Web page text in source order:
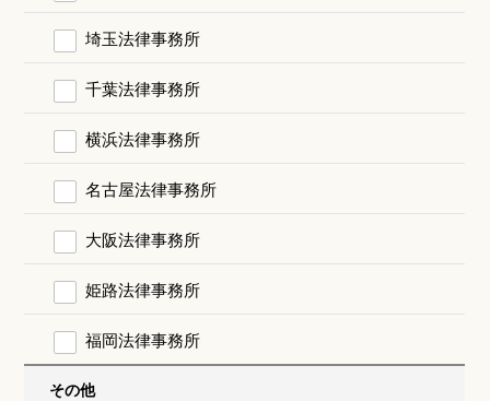
埼玉法律事務所
千葉法律事務所
横浜法律事務所
名古屋法律事務所
大阪法律事務所
姫路法律事務所
福岡法律事務所
その他